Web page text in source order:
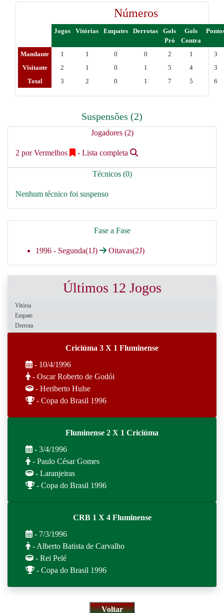
Números
Jogos Vitórias Empates Derrotas
Gols
Pró
Gols
Contra
Mandante 1 1 0 0 2 1
3
Visitante
2 1 0 1 5 4
3
Total
3 2 0 1 7 5 6
Suspensões (2)
Jogadores (2)
2 por Vermelhos - Lista completa
Técnicos (0)
Nenhum técnico foi suspenso
Fase a Fase
1996 - Segunda(1J) Oitavas(2J)
Últimos 12 Jogos
Vitória
Empate
Derrota
Criciúma 3 X 1 Fluminense
- 10/4/1996
- Oscar Roberto de Godói
- Heriberto Hulse
- Copa do Brasil 1996
Fluminense 2 X 1 Criciúma
- 3/4/1996
- Paulo César Gomes
- Laranjeiras
- Copa do Brasil 1996
CRB 1 X 4 Fluminense
- 7/3/1996
- Alberto Batista de Carvalho
- Rei Pelé
- Copa do Brasil 1996